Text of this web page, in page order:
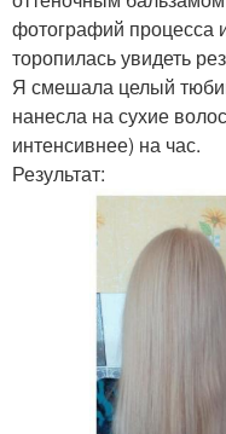
фотографий процесса
торопилась увидеть
Я смешала целый
нанесла на сухие
интенсивнее) на час.
Результат: